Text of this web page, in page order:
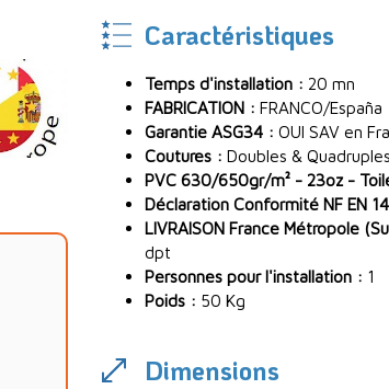
Caractéristiques
Temps d'installation : 20 mn
FABRICATION : FRANCO/España
Garantie ASG34 : OUI SAV en
Coutures : Doubles &
PVC 630/650gr/m² - 23oz -
Déclaration Conformité NF EN
LIVRAISON France Métropole
dpt
Personnes pour l'installation : 1
Poids : 50 Kg
Dimensions